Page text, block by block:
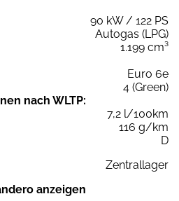
90 kW / 122 PS
Autogas (LPG)
1.199 cm³
Euro 6e
4 (Green)
nach WLTP:
7,2 l/100km
116 g/km
D
Zentrallager
anzeigen